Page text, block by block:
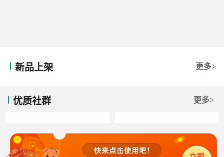
新品上架 更多>
优质社群 更多>